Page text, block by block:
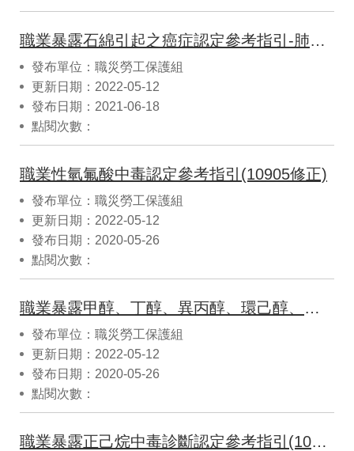
職業暴露石綿引起之癌症認定參考指引-肺癌(11006修正)
發布單位：職災勞工保護組
更新日期：2022-05-12
發布日期：2021-06-18
點閱次數：
職業性氫氟酸中毒認定參考指引(10905修正)
發布單位：職災勞工保護組
更新日期：2022-05-12
發布日期：2020-05-26
點閱次數：
職業暴露甲醇、丁醇、異丙醇、環己醇、甲基環己醇引起之中毒認定參考指引(10905修正)
發布單位：職災勞工保護組
更新日期：2022-05-12
發布日期：2020-05-26
點閱次數：
職業暴露正己烷中毒診斷認定參考指引(10905修正)